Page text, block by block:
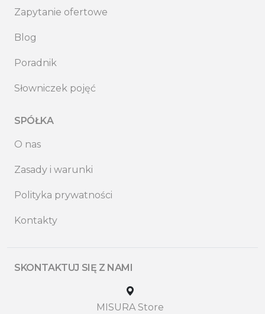
Zapytanie ofertowe
Blog
Poradnik
Słowniczek pojęć
SPÓŁKA
O nas
Zasady i warunki
Polityka prywatności
Kontakty
SKONTAKTUJ SIĘ Z NAMI
MISURA Store